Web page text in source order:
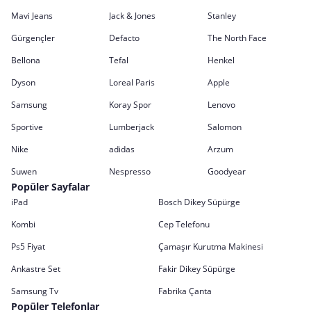
Mavi Jeans Jack & Jones
Stanley
Gürgençler
Defacto
The North Face
Bellona
Tefal
Henkel
Dyson
Loreal Paris
Apple
Samsung
Koray Spor
Lenovo
Sportive
Lumberjack
Salomon
Nike
adidas
Arzum
Suwen
Nespresso Goodyear
Popüler Sayfalar
iPad
Bosch Dikey Süpürge
Kombi
Cep Telefonu
Ps5 Fiyat
Çamaşır Kurutma Makinesi
Ankastre Set
Fakir Dikey Süpürge
Samsung Tv
Fabrika Çanta
Popüler Telefonlar